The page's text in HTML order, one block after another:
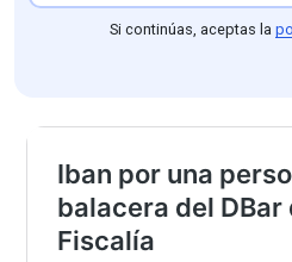
Si continúas, aceptas la